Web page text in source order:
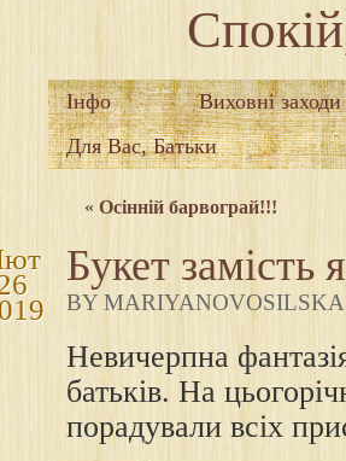
Інфо
Виховні заходи
Для Вас, Батьки
« Осінній барвограй!!!
Букет замість
BY MARIYANOVOSILSKA
Невичерпна
батьків. На
порадували всіх